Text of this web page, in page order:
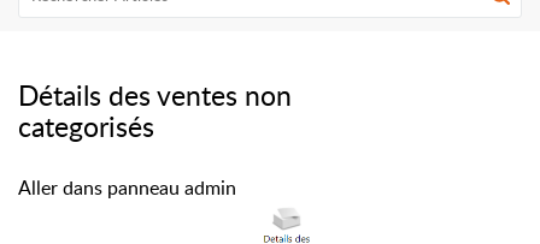
Détails des ventes non
categorisés
Aller dans panneau admin